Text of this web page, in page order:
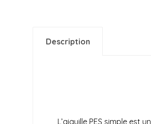
Description
L’aiguille PES simple est un